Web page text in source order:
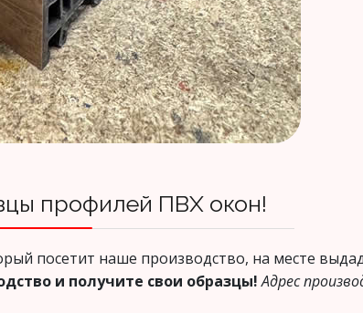
профилей ПВХ окон!
посетит наше производство, на месте
и получите свои образцы! Адрес